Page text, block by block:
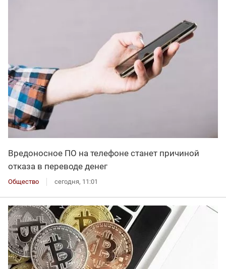
Вредоносное ПО на телефоне станет причиной
отказа в переводе денег
Общество сегодня, 11:01